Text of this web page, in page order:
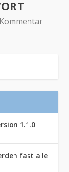
1.1.0
fast alle